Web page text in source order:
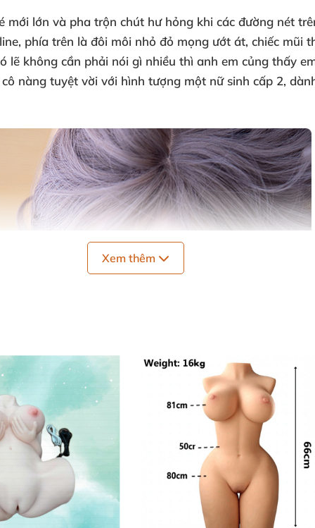
mới lớn và pha trộn chút hư hỏng khi các đường nét
, phía trên là đôi môi nhỏ đỏ mọng ướt át, chiếc mũi
lẽ không cần phải nói gì nhiều thì anh em củng thấy
nàng tuyệt vời với hình tượng một nữ sinh cấp 2,
Xem thêm